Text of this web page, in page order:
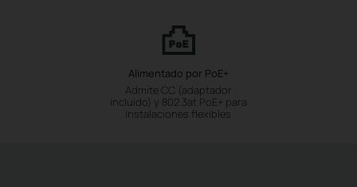
Alimentado por PoE+
Admite CC (adaptador
incluido) y 802.3at PoE+ para
instalaciones flexibles